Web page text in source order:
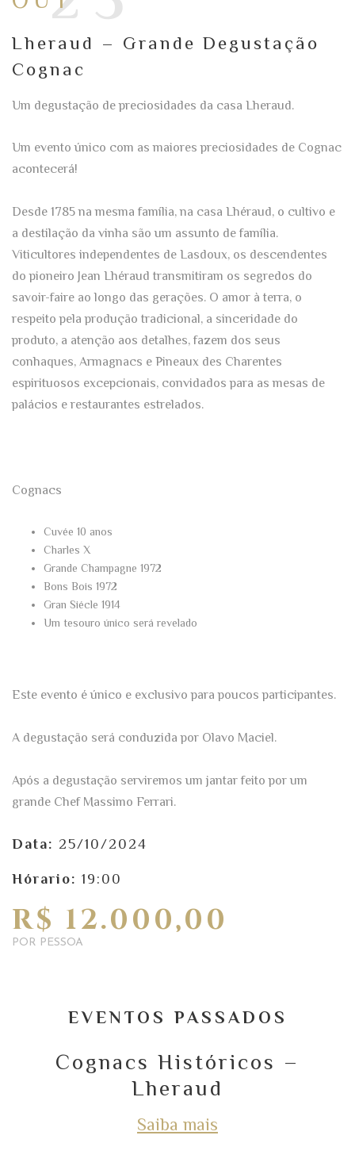
Lheraud – Grande Degustação
Cognac
Um degustação de preciosidades da casa Lheraud.
Um evento único com as maiores preciosidades de Cognac
acontecerá!
Desde 1785 na mesma família, na casa Lhéraud, o cultivo e
a destilação da vinha são um assunto de família.
Viticultores independentes de Lasdoux, os descendentes
do pioneiro Jean Lhéraud transmitiram os segredos do
savoir-faire ao longo das gerações. O amor à terra, o
respeito pela produção tradicional, a sinceridade do
produto, a atenção aos detalhes, fazem dos seus
conhaques, Armagnacs e Pineaux des Charentes
espirituosos excepcionais, convidados para as mesas de
palácios e restaurantes estrelados.
Cognacs
Cuvée 10 anos
Charles X
Grande Champagne 1972
Bons Bois 1972
Gran Siécle 1914
Um tesouro único será revelado
Este evento é único e exclusivo para poucosparticipantes.
A degustação será conduzida por Olavo Maciel.
Após a degustação serviremos um jantar feito por um
grande Chef Massimo Ferrari.
Data: 25/10/2024
Hórario: 19:00
R$ 12.000,00
POR PESSOA
EVENTOS PASSADOS
Cognacs Históricos –
Lheraud
Saiba mais